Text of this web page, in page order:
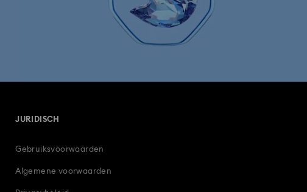
JURIDISCH
Gebruiksvoorwaarden
Algemene voorwaarden